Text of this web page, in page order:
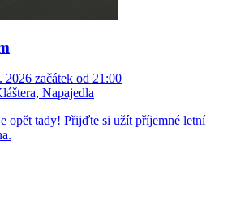
2026 začátek od 21:00
Napajedla
opět tady! Přijďte si užít příjemné letní